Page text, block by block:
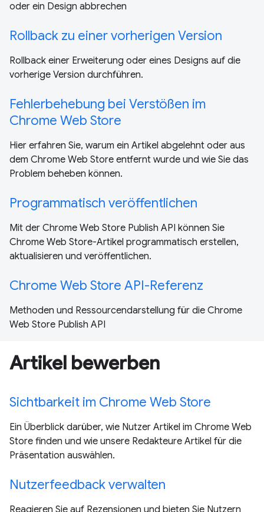
oder ein Design abbrechen
Rollback zu einer vorherigen Version
Rollback einer Erweiterung oder eines Designs auf die
vorherige Version durchführen.
Fehlerbehebung bei Verstößen im
Chrome Web Store
Hier erfahren Sie, warum ein Artikel abgelehnt oder aus
dem Chrome Web Store entfernt wurde und wie Sie das
Problem beheben können.
Programmatisch veröffentlichen
Mit der Chrome Web Store Publish API können Sie
Chrome Web Store-Artikel programmatisch erstellen,
aktualisieren und veröffentlichen.
Chrome Web Store API-Referenz
Methoden und Ressourcendarstellung für die Chrome
Web Store Publish API
Artikel bewerben
Sichtbarkeit im Chrome Web Store
Ein Überblick darüber, wie Nutzer Artikel im Chrome Web
Store finden und wie unsere Redakteure Artikel für die
Präsentation auswählen.
Nutzerfeedback verwalten
Reagieren Sie auf Rezensionen und bieten Sie Nutzern